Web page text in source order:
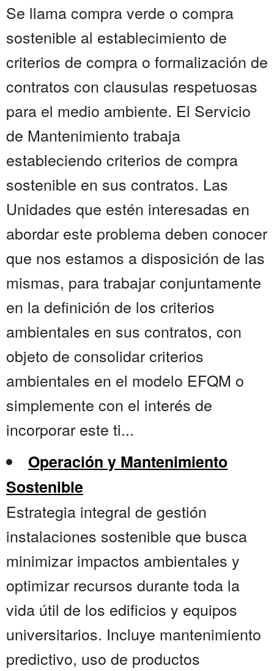
Se llama compra verde o compra
sostenible al establecimiento de
criterios de compra o formalización de
contratos con clausulas respetuosas
para el medio ambiente. El Servicio
de Mantenimiento trabaja
estableciendo criterios de compra
sostenible en sus contratos. Las
Unidades que estén interesadas en
abordar este problema deben conocer
que nos estamos a disposición de las
mismas, para trabajar conjuntamente
en la definición de los criterios
ambientales en sus contratos, con
objeto de consolidar criterios
ambientales en el modelo EFQM o
simplemente con el interés de
incorporar este ti...
Operación y Mantenimiento
Sostenible
Estrategia integral de gestión
instalaciones sostenible que busca
minimizar impactos ambientales y
optimizar recursos durante toda la
vida útil de los edificios y equipos
universitarios. Incluye mantenimiento
predictivo, uso de productos